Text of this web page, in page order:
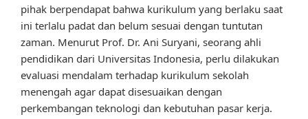
pihak berpendapat bahwa kurikulum yang berlaku saat
ini terlalu padat dan belum sesuai dengan tuntutan
zaman. Menurut Prof. Dr. Ani Suryani, seorang ahli
pendidikan dari Universitas Indonesia, perlu dilakukan
evaluasi mendalam terhadap kurikulum sekolah
menengah agar dapat disesuaikan dengan
perkembangan teknologi dan kebutuhan pasar kerja.